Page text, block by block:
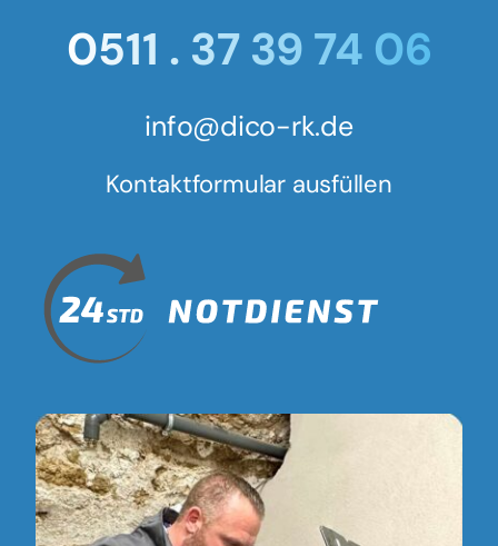
0511 . 37 39 74 06
info@dico-rk.de
Kontaktformular ausfüllen